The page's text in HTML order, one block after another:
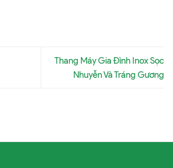
Thang Máy Gia Đình Inox Sọc
Nhuyễn Và Tráng Gương